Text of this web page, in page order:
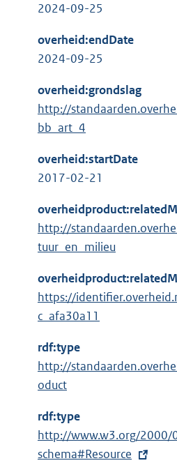
2024-09-25
overheid:endDate
2024-09-25
overheid:grondslag
http://
bb_art_4
overheid:startDate
2017-02-21
http://
tuur_en_milieu
https://
c_afa30a11
rdf:type
http://
oduct
rdf:type
E
x
http://www.w3.org/2000/
schema#Resource